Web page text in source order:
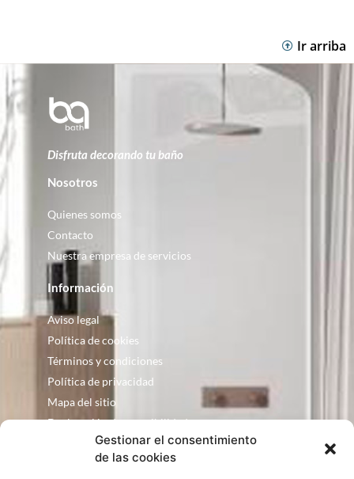
Gestionar el consentimiento
de las cookies
Ir arriba
Disfruta decorando tu baño
Nosotros
Quienes somos
Contacto
Nuestra empresa de servicios
Información
Aviso legal
Política de cookies
Términos y condiciones
Política de privacidad
Mapa del sitio
Declaración de accesibilidad
Contacto